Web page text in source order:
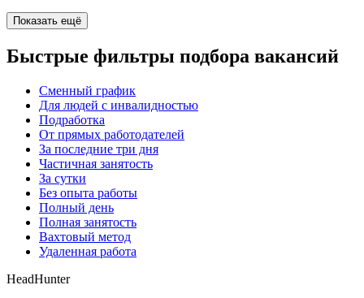
Показать ещё
Быстрые фильтры подбора вакансий
Сменный график
Для людей с инвалидностью
Подработка
От прямых работодателей
За последние три дня
Частичная занятость
За сутки
Без опыта работы
Полный день
Полная занятость
Вахтовый метод
Удаленная работа
HeadHunter